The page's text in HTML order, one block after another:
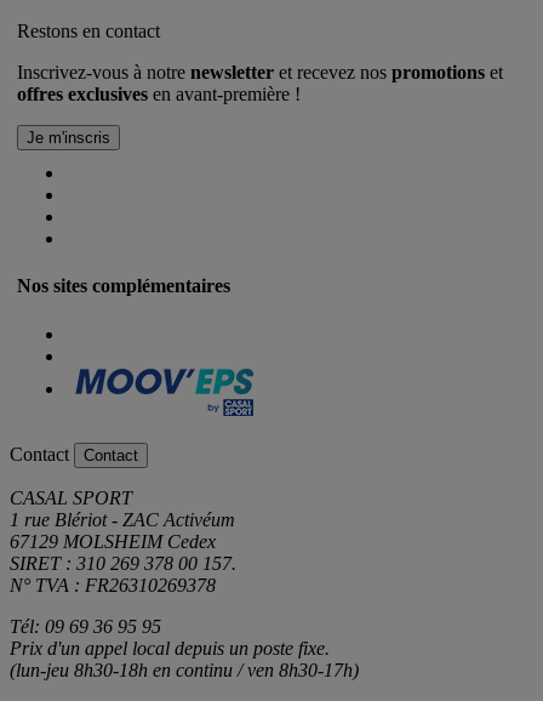
Restons en contact
Inscrivez-vous à notre newsletter et recevez nos promotions et
offres exclusives en avant-première !
Nos sites complémentaires
Contact Contact
CASAL SPORT
1 rue Blériot - ZAC Activéum
67129 MOLSHEIM Cedex
SIRET : 310 269 378 00 157.
N° TVA : FR26310269378
Tél: 09 69 36 95 95
Prix d'un appel local depuis un poste fixe.
(lun-jeu 8h30-18h en continu / ven 8h30-17h)